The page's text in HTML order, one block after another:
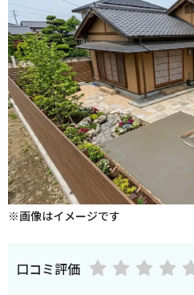
※画像はイメージです
口コミ評価